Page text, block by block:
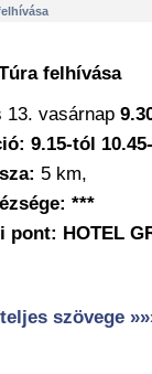
felhívása
13. vasárnap
9.15-tól
5 km,
***
pont: HOTEL
szövege